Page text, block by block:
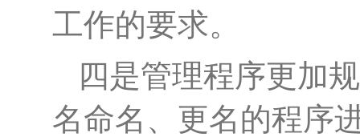
工作的要求。
四是管理程序更加
名命名、更名的程序